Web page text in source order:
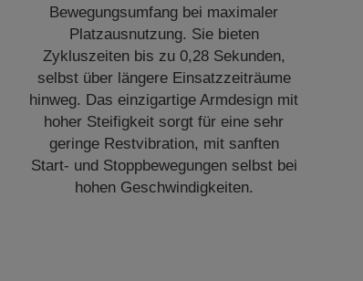
Bewegungsumfang bei maximaler
Platzausnutzung. Sie bieten
Zykluszeiten bis zu 0,28 Sekunden,
selbst über längere Einsatzzeiträume
hinweg. Das einzigartige Armdesign mit
hoher Steifigkeit sorgt für eine sehr
geringe Restvibration, mit sanften
Start- und Stoppbewegungen selbst bei
hohen Geschwindigkeiten.